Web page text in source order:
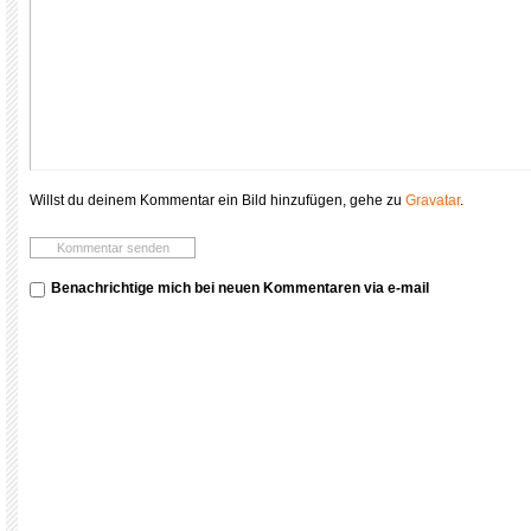
Willst du deinem Kommentar ein Bild hinzufügen, gehe zu Gravatar.
Benachrichtige mich bei neuen Kommentaren via e-mail